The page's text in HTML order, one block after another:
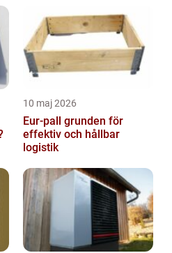
10 maj 2026
Eur-pall grunden för
effektiv och hållbar
logistik